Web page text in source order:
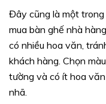
Đây cũng là một trong
mua bàn ghế nhà
có nhiều hoa văn,
khách hàng. Chọn
tường và có ít hoa
nhã.